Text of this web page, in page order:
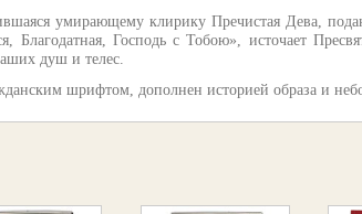
умирающему клирику Пречистая Дева,
Благодатная, Господь с Тобою», источает
душ и телес.
шрифтом, дополнен историей образа и